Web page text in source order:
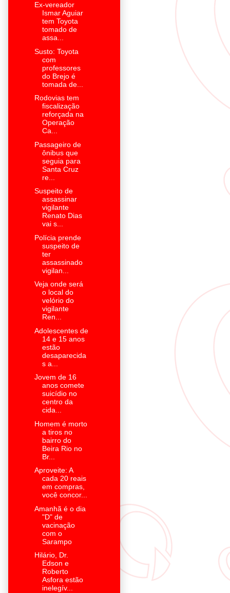
Ex-vereador
Ismar Aguiar
tem Toyota
tomado de
assa...
Susto: Toyota
com
professores
do Brejo é
tomada de...
Rodovias tem
fiscalização
reforçada na
Operação
Ca...
Passageiro de
ônibus que
seguia para
Santa Cruz
re...
Suspeito de
assassinar
vigilante
Renato Dias
vai s...
Polícia prende
suspeito de
ter
assassinado
vigilan...
Veja onde será
o local do
velório do
vigilante
Ren...
Adolescentes de
14 e 15 anos
estão
desaparecida
s a...
Jovem de 16
anos comete
suicídio no
centro da
cida...
Homem é morto
a tiros no
bairro do
Beira Rio no
Br...
Aproveite: A
cada 20 reais
em compras,
você concor...
Amanhã é o dia
"D" de
vacinação
com o
Sarampo
Hilário, Dr.
Edson e
Roberto
Asfora estão
inelegív...